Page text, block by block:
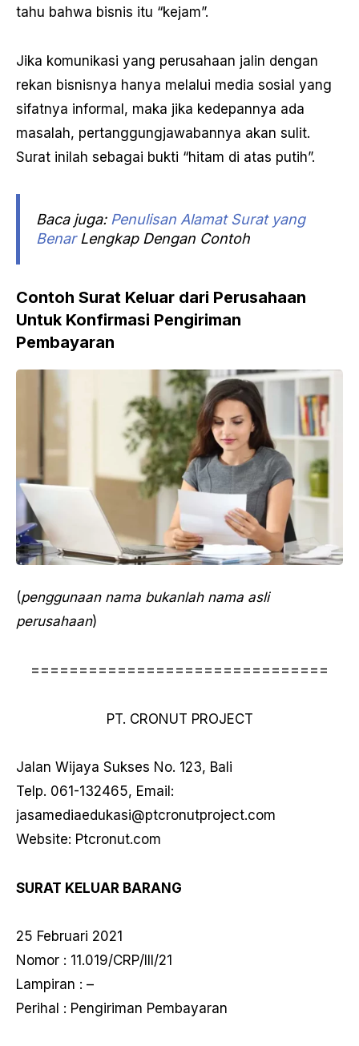
tahu bahwa bisnis itu “kejam”.
Jika komunikasi yang perusahaan jalin dengan
rekan bisnisnya hanya melalui media sosial yang
sifatnya informal, maka jika kedepannya ada
masalah, pertanggungjawabannya akan sulit.
Surat inilah sebagai bukti “hitam di atas putih”.
Baca juga: Penulisan Alamat Surat yang
BenarLengkap Dengan Contoh
Contoh Surat Keluar dari Perusahaan
Untuk Konfirmasi Pengiriman
Pembayaran
(penggunaan nama bukanlah nama asli
perusahaan)
===============================
PT. CRONUT PROJECT
Jalan Wijaya Sukses No. 123, Bali
Telp. 061-132465, Email:
jasamediaedukasi@ptcronutproject.com
Website: Ptcronut.com
SURAT KELUAR BARANG
25 Februari 2021
Nomor : 11.019/CRP/III/21
Lampiran : –
Perihal : Pengiriman Pembayaran